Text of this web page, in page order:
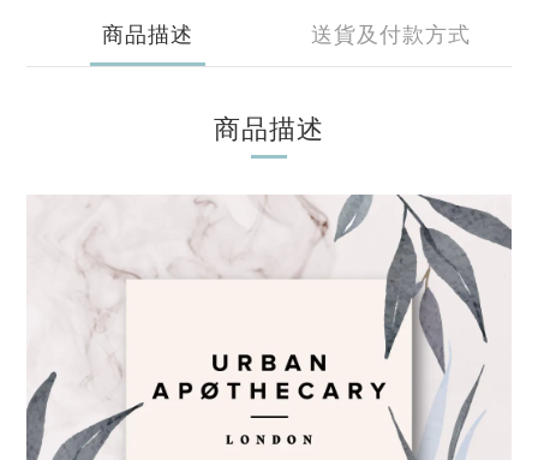
商品描述 送貨及付款方式
商品描述